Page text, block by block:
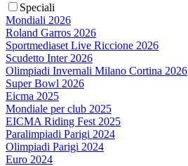
Speciali
Mondiali 2026
Roland Garros 2026
Sportmediaset Live Riccione 2026
Scudetto Inter 2026
Olimpiadi Invernali Milano Cortina 2026
Super Bowl 2026
Eicma 2025
Mondiale per club 2025
EICMA Riding Fest 2025
Paralimpiadi Parigi 2024
Olimpiadi Parigi 2024
Euro 2024